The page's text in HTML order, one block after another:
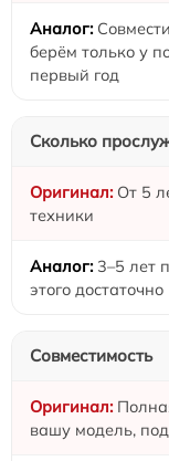
берём только у
первый год
Сколько
От 5
техники
3–5 лет
этого достаточно
Совместимость
вашу модель,